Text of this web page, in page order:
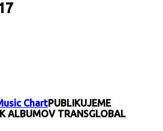
PUBLIKUJEME
ALBUMOV TRANSGLOBAL